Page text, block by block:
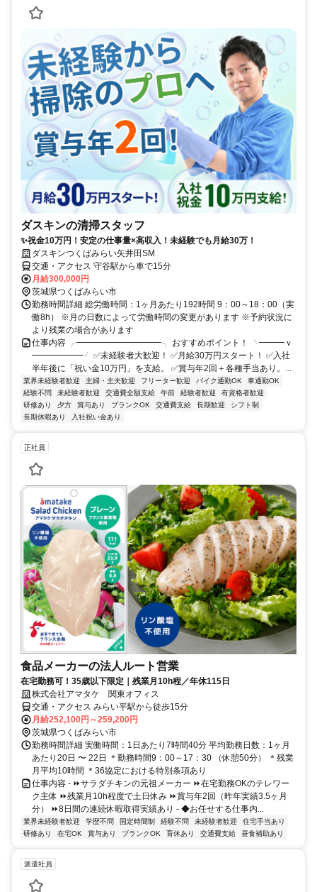
ダスキンの清掃スタッフ
✨祝金10万円！安定の仕事量×高収入！未経験でも月給30万！
ダスキンつくばみらい矢井田SM
交通・アクセス 守谷駅から車で15分
月給300,000円
茨城県つくばみらい市
勤務時間詳細 総労働時間：1ヶ月あたり192時間 9：00～18：00（実
働8h） ※月の日数によって労働時間の変更があります ※予約状況に
より残業の場合があります
仕事内容 ╭━━━━━━━━━━╮ おすすめポイント！ ╰━━━ｖ
━━━━━━╯ ✅未経験者大歓迎！ ✅月給30万円スタート！ ✅入社
半年後に「祝い金10万円」を支給。 ✅賞与年2回＋各種手当あり。...
業界未経験者歓迎 主婦・主夫歓迎 フリーター歓迎 バイク通勤OK
車通勤OK
経験不問
未経験者歓迎 交通費全額支給 午前 経験者歓迎
有資格者歓迎
研修あり
夕方 賞与あり ブランクOK 交通費支給 長期歓迎
シフト制
長期休暇あり
入社祝い金あり
正社員
食品メーカーの法人ルート営業
在宅勤務可！35歳以下限定｜残業月10h程／年休115日
株式会社アマタケ 関東オフィス
交通・アクセス みらい平駅から徒歩15分
月給252,100円～259,200円
茨城県つくばみらい市
勤務時間詳細 実働時間：1日あたり7時間40分 平均勤務日数：1ヶ月
あたり20日 〜 22日 ＊勤務時間9：00～17：30 （休憩50分） ＊残業
月平均10時間 ＊36協定における特別条項あり
仕事内容 - ⏩サラダチキンの元祖メーカー ⏩在宅勤務OKのテレワー
ク主体 ⏩残業月10h程度で土日休み ⏩賞与年2回（昨年実績3.5ヶ月
分） ⏩8日間の連続休暇取得実績あり - ◆お任せする仕事内...
業界未経験者歓迎 学歴不問 固定時間制 経験不問 未経験者歓迎
住宅手当あり
研修あり
在宅OK 賞与あり ブランクOK 育休あり 交通費支給 昼食補助あり
派遣社員